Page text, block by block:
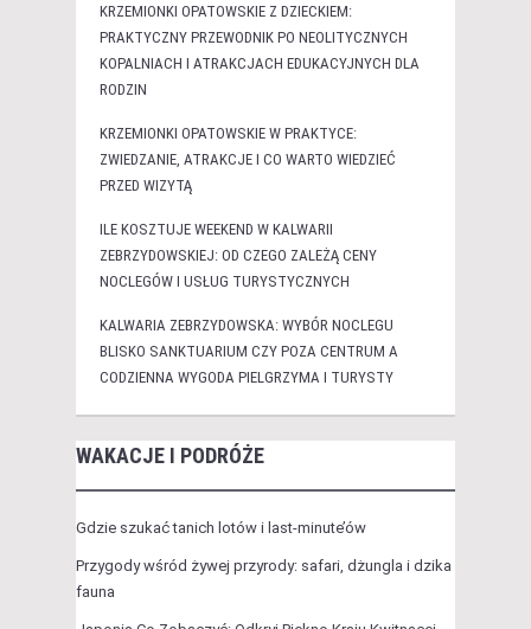
KRZEMIONKI OPATOWSKIE Z DZIECKIEM:
PRAKTYCZNY PRZEWODNIK PO NEOLITYCZNYCH
KOPALNIACH I ATRAKCJACH EDUKACYJNYCH DLA
RODZIN
KRZEMIONKI OPATOWSKIE W PRAKTYCE:
ZWIEDZANIE, ATRAKCJE I CO WARTO WIEDZIEĆ
PRZED WIZYTĄ
ILE KOSZTUJE WEEKEND W KALWARII
ZEBRZYDOWSKIEJ: OD CZEGO ZALEŻĄ CENY
NOCLEGÓW I USŁUG TURYSTYCZNYCH
KALWARIA ZEBRZYDOWSKA: WYBÓR NOCLEGU
BLISKO SANKTUARIUM CZY POZA CENTRUM A
CODZIENNA WYGODA PIELGRZYMA I TURYSTY
WAKACJE I PODRÓŻE
Gdzie szukać tanich lotów i last-minute’ów
Przygody wśród żywej przyrody: safari, dżungla i dzika
fauna